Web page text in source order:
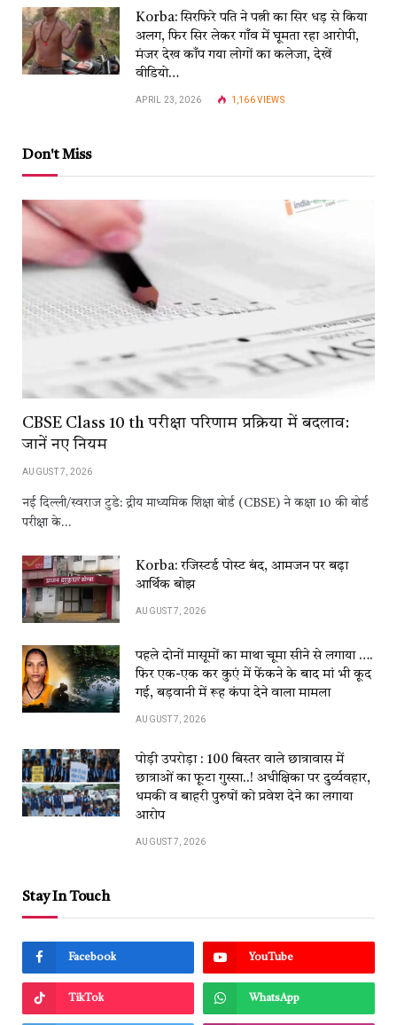
Korba: सिरफिरे पति ने पत्नी का सिर धड़ से किया
अलग, फिर सिर लेकर गाँव में घूमता रहा आरोपी,
मंजर देख काँप गया लोगों का कलेजा, देखें
वीडियो…
APRIL 23, 2026 1,166VIEWS
Don't Miss
CBSE Class 10 th परीक्षा परिणाम प्रक्रिया में बदलाव:
जानें नए नियम
AUGUST 7, 2026
नई दिल्ली/स्वराज टुडे: द्रीय माध्यमिक शिक्षा बोर्ड (CBSE) ने कक्षा 10 की बोर्ड
परीक्षा के…
Korba: रजिस्टर्ड पोस्ट बंद, आमजन पर बढ़ा
आर्थिक बोझ
AUGUST 7, 2026
पहले दोनों मासूमों का माथा चूमा सीने से लगाया ….
फिर एक-एक कर कुएं में फेंकने के बाद मां भी कूद
गई, बड़वानी में रूह कंपा देने वाला मामला
AUGUST 7, 2026
पोड़ी उपरोड़ा : 100 बिस्तर वाले छात्रावास में
छात्राओं का फूटा गुस्सा..! अधीक्षिका पर दुर्व्यवहार,
धमकी व बाहरी पुरुषों को प्रवेश देने का लगाया
आरोप
AUGUST 7, 2026
Stay In Touch
Facebook YouTube
TikTok WhatsApp